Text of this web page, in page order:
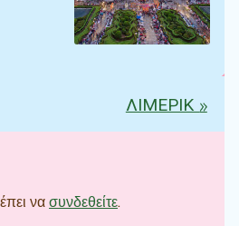
άρθρωνΛΙΜΕΡΙΚ»
νασυνδεθείτε.